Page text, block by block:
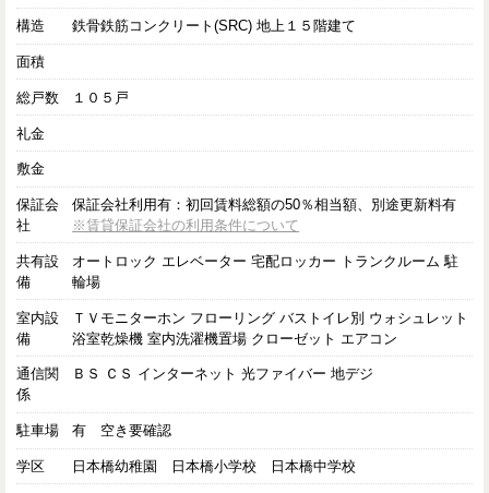
構造 鉄骨鉄筋コンクリート(SRC) 地上１５階建て
面積
総戸数 １０５戸
礼金
敷金
保証会
社
保証会社利用有：初回賃料総額の50％相当額、別途更新料有
※賃貸保証会社の利用条件について
共有設
備
オートロック エレベーター 宅配ロッカー トランクルーム 駐
輪場
室内設
備
ＴＶモニターホン フローリング バストイレ別 ウォシュレット
浴室乾燥機 室内洗濯機置場 クローゼット エアコン
通信関
係
ＢＳ ＣＳ インターネット 光ファイバー 地デジ
駐車場 有 空き要確認
学区 日本橋幼稚園 日本橋小学校 日本橋中学校